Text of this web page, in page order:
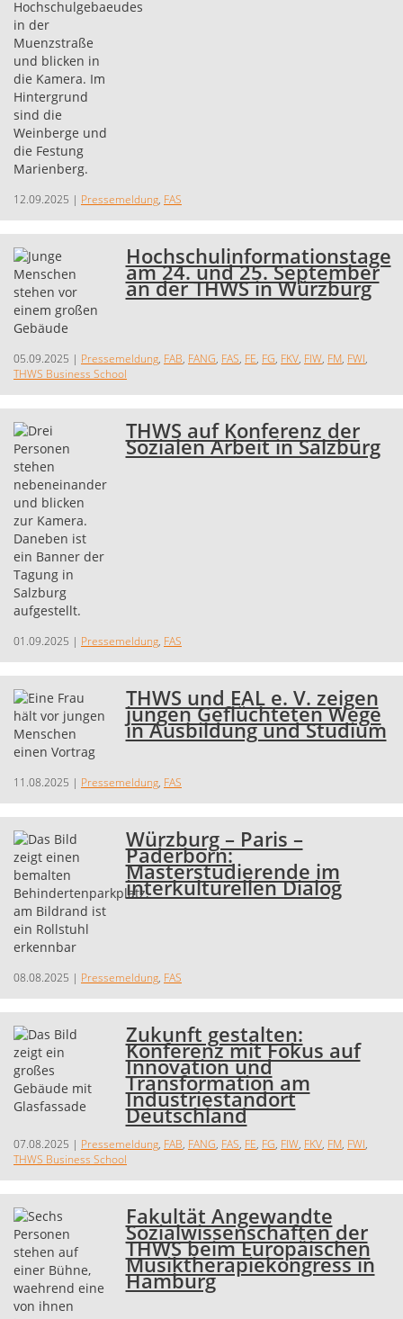
12.09.2025 | Pressemeldung, FAS
Hochschulinformationstage
am 24. und 25. September
an der THWS in Würzburg
05.09.2025 | Pressemeldung, FAB, FANG, FAS, FE, FG, FKV, FIW, FM, FWI,
THWS Business School
THWS auf Konferenz der
Sozialen Arbeit in Salzburg
01.09.2025 | Pressemeldung, FAS
THWS und EAL e. V. zeigen
jungen Geflüchteten Wege
in Ausbildung und Studium
11.08.2025 | Pressemeldung, FAS
Würzburg – Paris –
Paderborn:
Masterstudierende im
interkulturellen Dialog
08.08.2025 | Pressemeldung, FAS
Zukunft gestalten:
Konferenz mit Fokus auf
Innovation und
Transformation am
Industriestandort
Deutschland
07.08.2025 | Pressemeldung, FAB, FANG, FAS, FE, FG, FIW, FKV, FM, FWI,
THWS Business School
Fakultät Angewandte
Sozialwissenschaften der
THWS beim Europäischen
Musiktherapiekongress in
Hamburg